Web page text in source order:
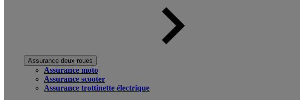
Assurance deux roues
Assurance moto
Assurance scooter
Assurance trottinette électrique